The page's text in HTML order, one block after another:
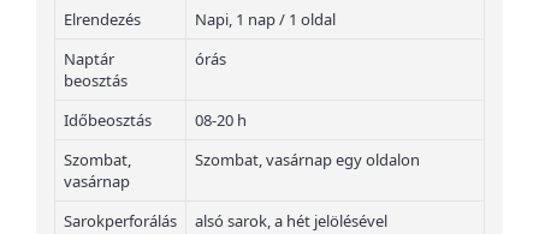
Elrendezés
Napi, 1 nap / 1 oldal
Naptár
beosztás
órás
Időbeosztás
08-20 h
Szombat,
vasárnap
Szombat, vasárnap egy oldalon
Sarokperforálás
alsó sarok, a hét jelölésével